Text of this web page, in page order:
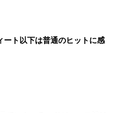
ート以下は普通のヒットに感